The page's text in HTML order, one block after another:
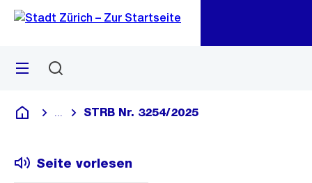
Navigation
Sprunglink
Menü
Deutsch
Blende alle Breadcrumbs ein
STRB Nr. 3254/2025
Seite vorlesen